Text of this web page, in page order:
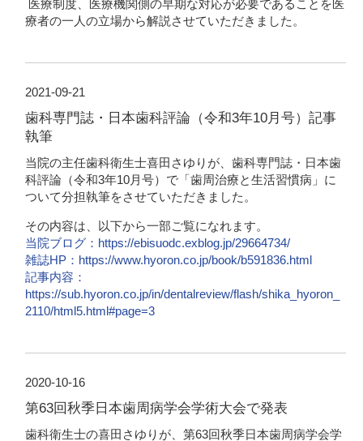
医療制度、医療機関側の早期な対応が必要であることを医
療者の一人の立場から解説させていただきました。
2021-09-21
歯科専門誌・日本歯科評論（令和3年10月号）記事
執筆
当院の主任歯科衛生士喜田さゆりが、歯科専門誌・日本歯
科評論（令和3年10月号）で「歯周治療と生活習慣病」に
ついて分担執筆をさせていただきました。
その内容は、以下から一部ご覧になれます。
当院ブログ：https://ebisuodc.exblog.jp/29664734/
雑誌HP：https://www.hyoron.co.jp/book/b591836.html
記事内容：
https://sub.hyoron.co.jp/in/dentalreview/flash/shika_hyoron_
2110/html5.html#page=3
2020-10-16
第63回秋季日本歯周病学会学術大会で発表
歯科衛生士の喜田さゆりが、第63回秋季日本歯周病学会学